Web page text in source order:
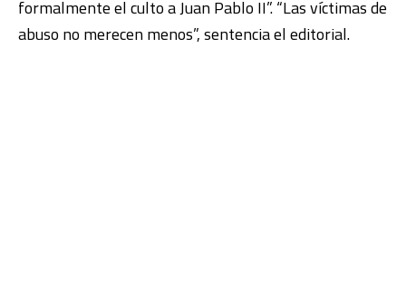
formalmente el culto a Juan Pablo II”. “Las víctimas de
abuso no merecen menos”, sentencia el editorial.